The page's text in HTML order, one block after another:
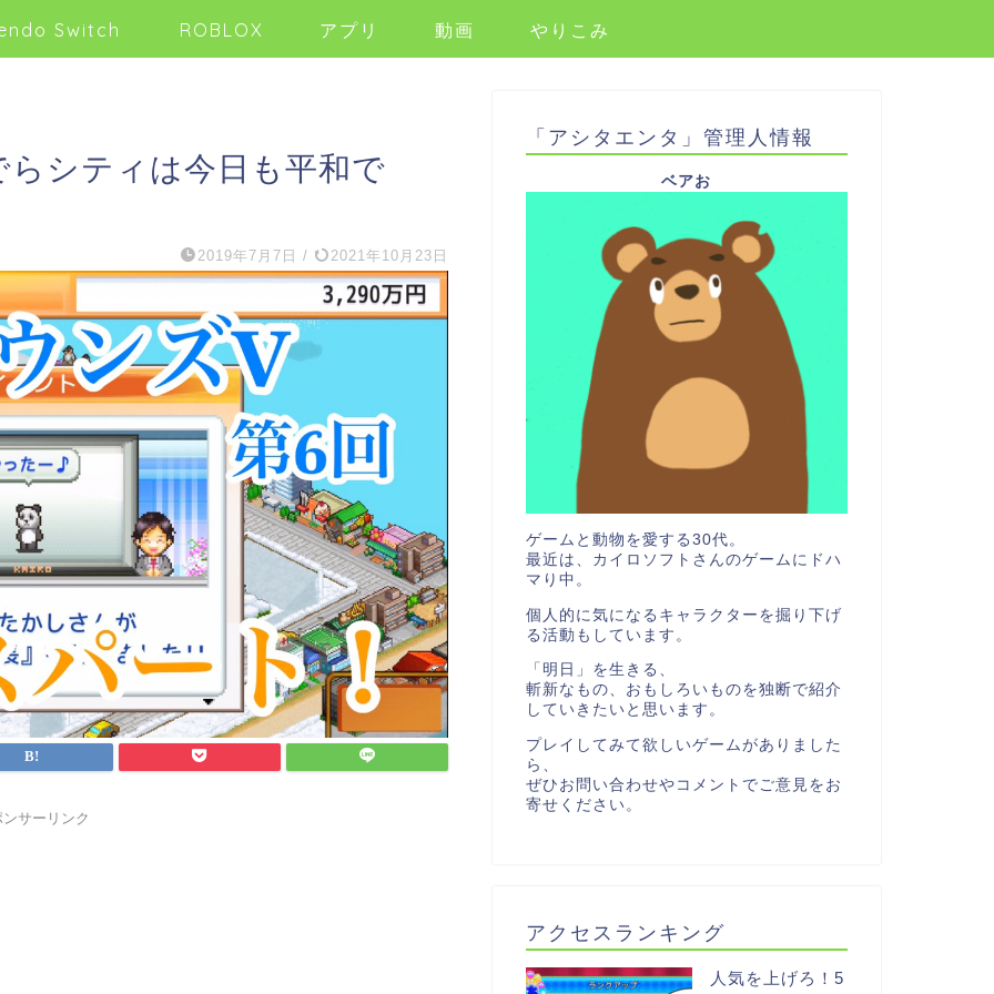
Switch ROBLOX アプリ 動画 やりこみ
シティは今日も平和で
2019年7月7日 / 2021年10月23日
サーリンク
「アシタエンタ」管理人情報
ベアお
ゲームと動物を愛する30代。
最近は、カイロソフトさんのゲームにドハ
マり中。
個人的に気になるキャラクターを掘り下げ
る活動もしています。
「明日」を生きる、
斬新なもの、おもしろいものを独断で紹介
していきたいと思います。
プレイしてみて欲しいゲームがありました
ら、
ぜひお問い合わせやコメントでご意見をお
寄せください。
アクセスランキング
人気を上げろ！5